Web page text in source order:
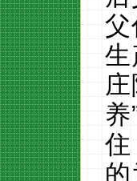
父
生
养
住
的